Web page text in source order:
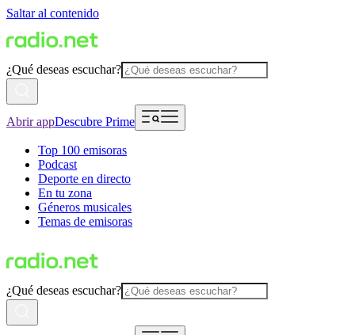
Saltar al contenido
¿Qué deseas escuchar?
Abrir appDescubre Prime
Top 100 emisoras
Podcast
Deporte en directo
En tu zona
Géneros musicales
Temas de emisoras
¿Qué deseas escuchar?